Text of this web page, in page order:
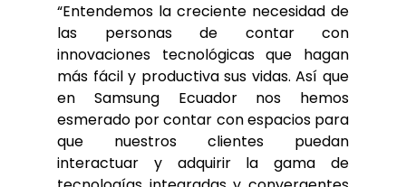
“Entendemos la creciente necesidad de
las personas de contar con
innovaciones tecnológicas que hagan
más fácil y productiva sus vidas. Así que
en Samsung Ecuador nos hemos
esmerado por contar con espacios para
que nuestros clientes puedan
interactuar y adquirir la gama de